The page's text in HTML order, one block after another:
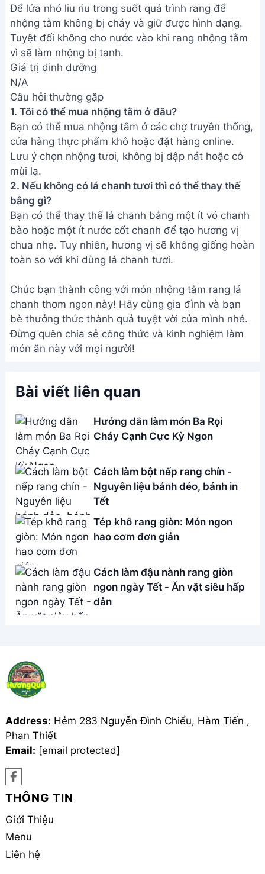
Để lửa nhỏ liu riu trong suốt quá trình rang để
nhộng tằm không bị cháy và giữ được hình dạng.
Tuyệt đối không cho nước vào khi rang nhộng tằm
vì sẽ làm nhộng bị tanh.
Giá trị dinh dưỡng
N/A
Câu hỏi thường gặp
1. Tôi có thể mua nhộng tằm ở đâu?
Bạn có thể mua nhộng tằm ở các chợ truyền thống,
cửa hàng thực phẩm khô hoặc đặt hàng online.
Lưu ý chọn nhộng tươi, không bị dập nát hoặc có
mùi lạ.
2. Nếu không có lá chanh tươi thì có thể thay thế
bằng gì?
Bạn có thể thay thế lá chanh bằng một ít vỏ chanh
bào hoặc một ít nước cốt chanh để tạo hương vị
chua nhẹ. Tuy nhiên, hương vị sẽ không giống hoàn
toàn so với khi dùng lá chanh tươi.
Chúc bạn thành công với món nhộng tằm rang lá
chanh thơm ngon này! Hãy cùng gia đình và bạn
bè thưởng thức thành quả tuyệt vời của mình nhé.
Đừng quên chia sẻ công thức và kinh nghiệm làm
món ăn này với mọi người!
Bài viết liên quan
Hướng dẫn làm món Ba Rọi
Cháy Cạnh Cực Kỳ Ngon
Cách làm bột nếp rang chín -
Nguyên liệu bánh dẻo, bánh in
Tết
Tép khô rang giòn: Món ngon
hao cơm đơn giản
Cách làm đậu nành rang giòn
ngon ngày Tết - Ăn vặt siêu hấp
dẫn
Address: Hẻm 283 Nguyễn Đình Chiểu, Hàm Tiến ,
Phan Thiết
Email: [email protected]
THÔNG TIN
Giới Thiệu
Menu
Liên hệ